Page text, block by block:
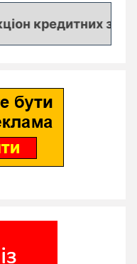
кредитних